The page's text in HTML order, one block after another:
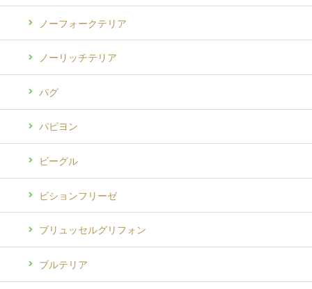
ノーフォークテリア
ノーリッチテリア
パグ
パピヨン
ビーグル
ビションフリーゼ
ブリュッセルグリフォン
ブルテリア